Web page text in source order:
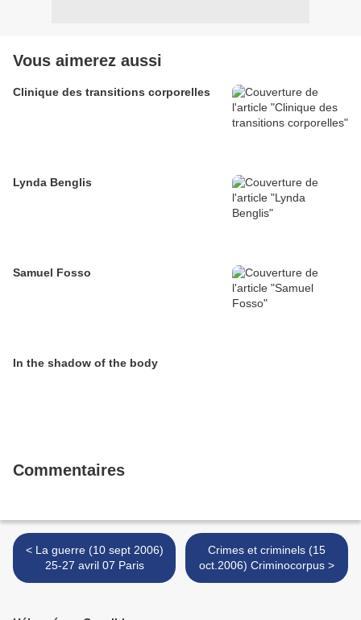
Vous aimerez aussi
Clinique des transitions corporelles
Lynda Benglis
Samuel Fosso
In the shadow of the body
Commentaires
< La guerre (10 sept 2006)
25-27 avril 07 Paris
Crimes et criminels (15
oct.2006) Criminocorpus >